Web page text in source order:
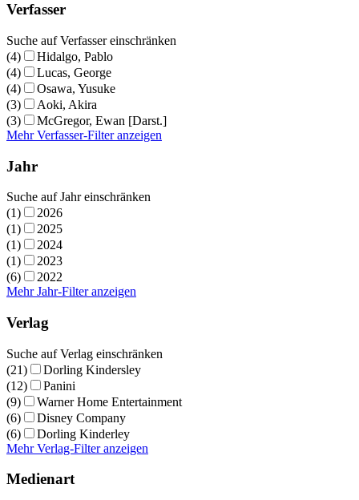
Verfasser
Suche auf Verfasser einschränken
(4)
Hidalgo, Pablo
(4)
Lucas, George
(4)
Osawa, Yusuke
(3)
Aoki, Akira
(3)
McGregor, Ewan [Darst.]
Mehr Verfasser-Filter anzeigen
Jahr
Suche auf Jahr einschränken
(1)
2026
(1)
2025
(1)
2024
(1)
2023
(6)
2022
Mehr Jahr-Filter anzeigen
Verlag
Suche auf Verlag einschränken
(21)
Dorling Kindersley
(12)
Panini
(9)
Warner Home Entertainment
(6)
Disney Company
(6)
Dorling Kinderley
Mehr Verlag-Filter anzeigen
Medienart